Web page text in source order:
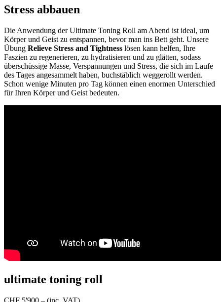
Stress abbauen
Die Anwendung der Ultimate Toning Roll am Abend ist ideal, um
Körper und Geist zu entspannen, bevor man ins Bett geht. Unsere
Übung Relieve Stress and Tightness lösen kann helfen, Ihre
Faszien zu regenerieren, zu hydratisieren und zu glätten, sodass
überschüssige Masse, Verspannungen und Stress, die sich im Laufe
des Tages angesammelt haben, buchstäblich weggerollt werden.
Schon wenige Minuten pro Tag können einen enormen Unterschied
für Ihren Körper und Geist bedeuten.
ultimate toning roll
CHF 5'900.– (inc. VAT)